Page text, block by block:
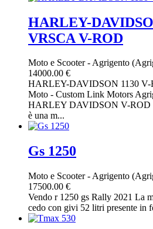
HARLEY-
VRSCA V-ROD
Moto e Scooter-Agrigento
14000.00 €
HARLEY-DAVIDSON 1130
Moto - Custom Link Motors
HARLEY DAVIDSON V-ROD
è una m...
Gs 1250
Moto e Scooter- Agrigento
17500.00 €
Vendo r 1250 gs Rally 2021 La
cedo con givi 52 litri presente in